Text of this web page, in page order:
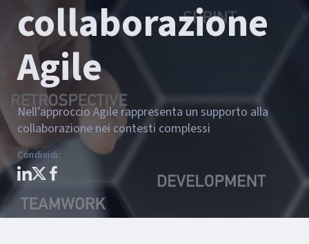
collaborazione
Agile
Nell’approccio Agile rappresenta un supporto alla
collaborazione nei contesti complessi
Condividi: